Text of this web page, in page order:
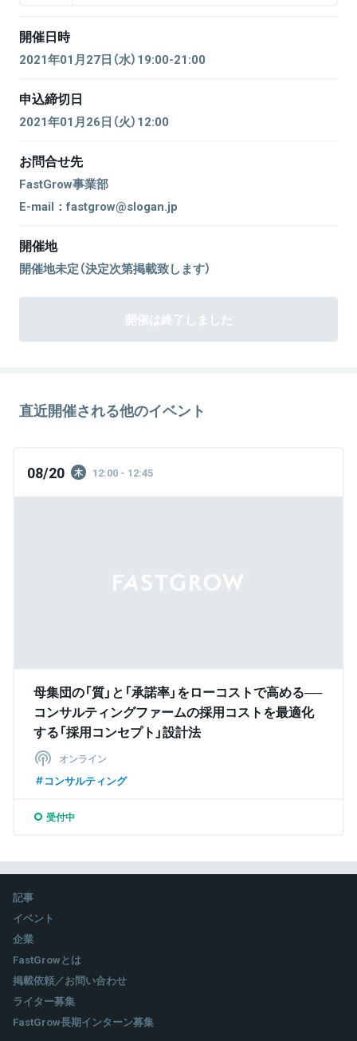
開催日時
2021年01月27日（水）19:00-21:00
申込締切日
2021年01月26日（火）12:00
お問合せ先
FastGrow事業部
E-mail：fastgrow@slogan.jp
開催地
開催地未定（決定次第掲載致します）
開催は終了しました
直近開催される他のイベント
08/20 木 12:00 - 12:45
母集団の「質」と「承諾率」をローコストで高める──
コンサルティングファームの採用コストを最適化
する「採用コンセプト」設計法
オンライン
コンサルティング
受付中
記事
イベント
企業
FastGrowとは
掲載依頼／お問い合わせ
ライター募集
FastGrow長期インターン募集